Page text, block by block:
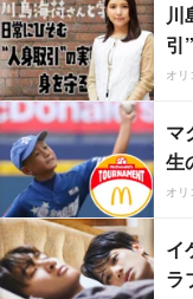
川
引
オリ
マ
生
オリ
イ
ラ